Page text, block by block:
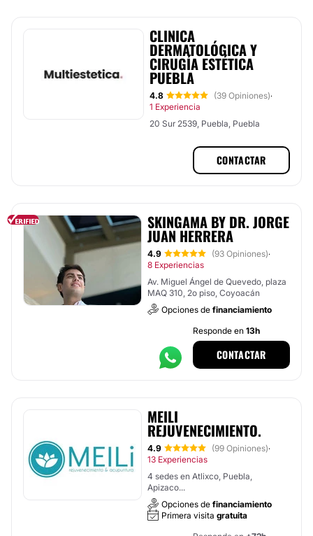
CLINICA
DERMATOLÓGICA Y
CIRUGÍA ESTÉTICA
PUEBLA
4.8 (39 Opiniones)·
1 Experiencia
20 Sur 2539, Puebla, Puebla
CONTACTAR
SKINGAMA BY DR. JORGE
JUAN HERRERA
4.9 (93 Opiniones)·
8 Experiencias
Av. Miguel Ángel de Quevedo, plaza
MAQ 310, 2o piso, Coyoacán
Opciones de financiamiento
Responde en 13h
CONTACTAR
MEILI
REJUVENECIMIENTO.
4.9 (99 Opiniones)·
13 Experiencias
4 sedes en Atlixco, Puebla,
Apizaco...
Opciones de financiamiento
Primera visita gratuita